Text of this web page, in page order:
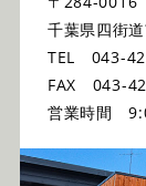
千葉県四街
TEL 043-
FAX 043-
営業時間